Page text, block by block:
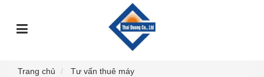
CHỦ
THIỆU
VỤ
KIỆN
TƯ
PHẨM
Trang chủ
Tư vấn thuê máy